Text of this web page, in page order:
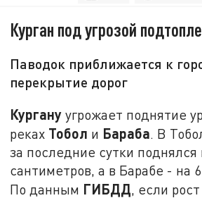
Курган под угрозой
Паводок приближается к
перекрытие дорог
Кургануугрожает поднятие
реках Тобол и Бараба. В
за последние сутки поднялся
сантиметров, а в Барабе - на
По данным ГИБДД, если